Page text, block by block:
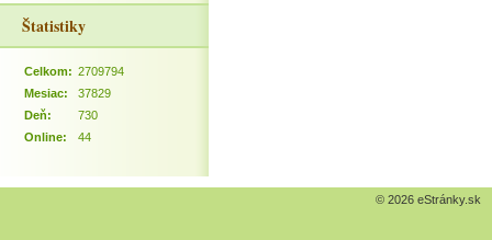
Štatistiky
Online: 44
Celkom: 2709794
Mesiac:
37829
Deň:
730
© 2026 eStránky.sk